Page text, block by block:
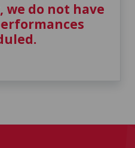
do not have